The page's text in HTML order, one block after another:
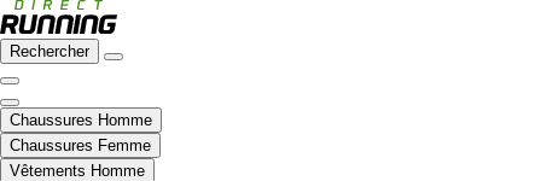
Rechercher
Chaussures Homme
Chaussures Femme
Vêtements Homme